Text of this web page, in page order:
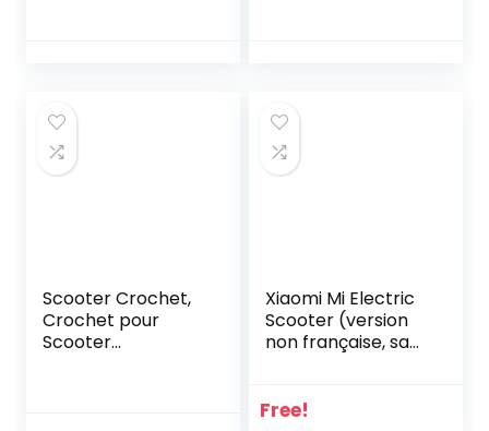
hélice pour la
plongée, la
plongée en apnée
Scooter Crochet,
Crochet pour
Scooter
Xiaomi Mi Electric
Scooter (version
non française, sans
Free!